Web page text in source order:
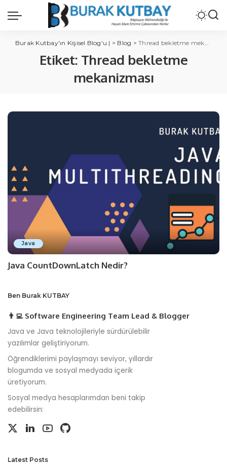
Burak Kutbay'ın Kişisel Blog'u | > Blog >Thread bekletme mekanizması
Etiket: Thread bekletme
mekanizması
Java
Java CountDownLatch Nedir?
Ben Burak KUTBAY
👨‍💻 Software Engineering Team Lead & Blogger
Java ve Java teknolojileriyle sürdürülebilir
yazılımlar geliştiriyorum.
Öğrendiklerimi paylaşmayı seviyor, yıllardır
blogumda ve sosyal medyada içerik
üretiyorum.
Sosyal medya hesaplarımdan beni takip
edebilirsin:
Latest Posts